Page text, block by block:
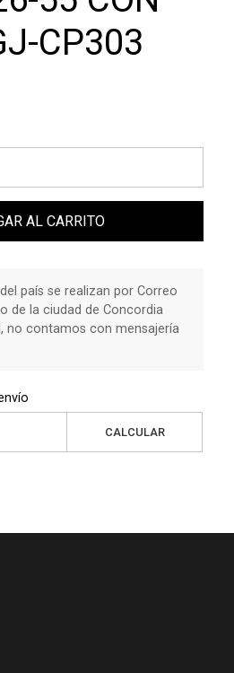
CP303
AL CARRITO
país se realizan por Correo
de la ciudad de Concordia
no contamos con mensajería
CALCULAR